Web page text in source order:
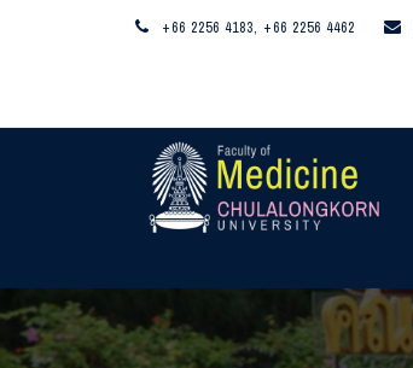
+66 2256 4183, +66 2256 4462